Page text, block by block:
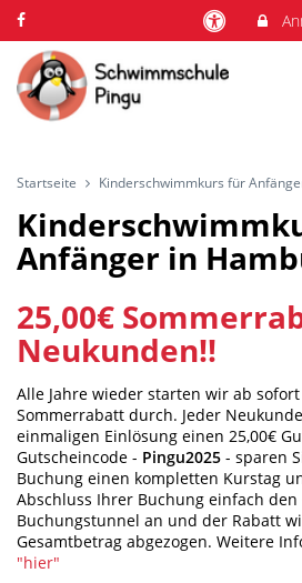
Startseite Kinderschwimmkurs für
Anfänger in
25,00€
Neukunden!!
Alle Jahre wieder starten wir ab
Sommerrabatt durch. Jeder
einmaligen Einlösung einen 25,00€
Gutscheincode - Pingu2025 - sparen
Buchung einen kompletten Kurstag
Abschluss Ihrer Buchung einfach
Buchungstunnel an und der Rabatt
Gesamtbetrag abgezogen. Weitere
"hier"